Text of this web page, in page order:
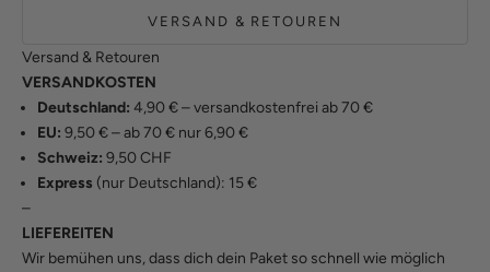
VERSAND & RETOUREN
Versand & Retouren
VERSANDKOSTEN
Deutschland: 4,90 € – versandkostenfrei ab 70 €
EU: 9,50 € – ab 70 € nur 6,90 €
Schweiz: 9,50 CHF
Express (nur Deutschland): 15 €
–
LIEFEREITEN
Wir bemühen uns, dass dich dein Paket so schnell wie möglich